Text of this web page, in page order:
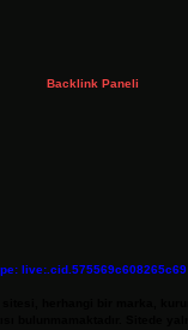
live:.cid.575569c608265c69